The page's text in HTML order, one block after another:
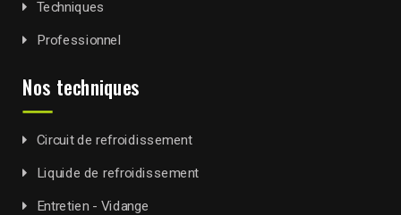
Techniques
Professionnel
Nos techniques
Circuit de refroidissement
Liquide de refroidissement
Entretien - Vidange